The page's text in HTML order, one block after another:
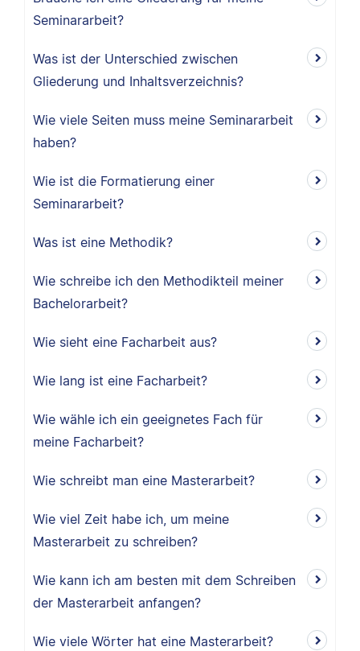
Seminararbeit?
Was ist der Unterschied zwischen
Gliederung und Inhaltsverzeichnis?
Wie viele Seiten muss meine Seminararbeit
haben?
Wie ist die Formatierung einer
Seminararbeit?
Was ist eine Methodik?
Wie schreibe ich den Methodikteil meiner
Bachelorarbeit?
Wie sieht eine Facharbeit aus?
Wie lang ist eine Facharbeit?
Wie wähle ich ein geeignetes Fach für
meine Facharbeit?
Wie schreibt man eine Masterarbeit?
Wie viel Zeit habe ich, um meine
Masterarbeit zu schreiben?
Wie kann ich am besten mit dem Schreiben
der Masterarbeit anfangen?
Wie viele Wörter hat eine Masterarbeit?